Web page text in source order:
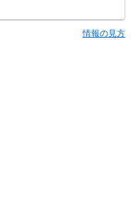
情報の見方